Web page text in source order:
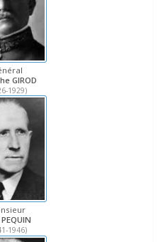
GIROD
1929)
1946)